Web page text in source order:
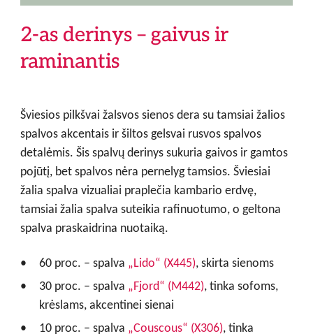
2-as derinys – gaivus ir
raminantis
Šviesios pilkšvai žalsvos sienos dera su tamsiai žalios
spalvos akcentais ir šiltos gelsvai rusvos spalvos
detalėmis. Šis spalvų derinys sukuria gaivos ir gamtos
pojūtį, bet spalvos nėra pernelyg tamsios. Šviesiai
žalia spalva vizualiai praplečia kambario erdvę,
tamsiai žalia spalva suteikia rafinuotumo, o geltona
spalva praskaidrina nuotaiką.
60 proc. – spalva „Lido“ (X445), skirta sienoms
30 proc. – spalva „Fjord“ (M442), tinka sofoms,
krėslams, akcentinei sienai
10 proc. – spalva „Couscous“ (X306), tinka